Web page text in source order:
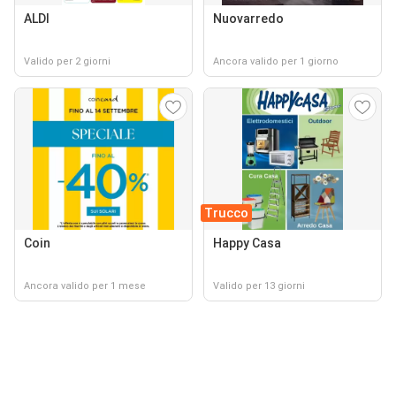
ALDI
Valido per 2 giorni
Nuovarredo
Ancora valido per 1 giorno
Coin
Ancora valido per 1 mese
Trucco
Happy Casa
Valido per 13 giorni